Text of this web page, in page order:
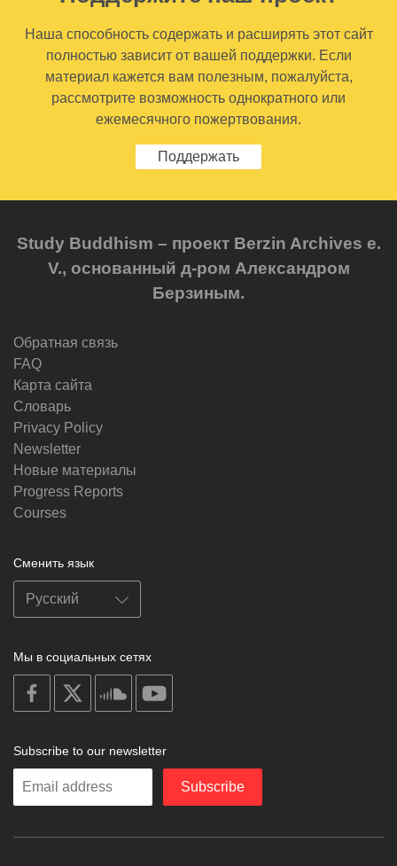
Наша способность содержать и расширять этот сайт
полностью зависит от вашей поддержки. Если
материал кажется вам полезным, пожалуйста,
рассмотрите возможность однократного или
ежемесячного пожертвования.
Поддержать
Study Buddhism – проект Berzin Archives e.
V., основанный д-ром Александром
Берзиным.
Обратная связь
FAQ
Карта сайта
Словарь
Privacy Policy
Newsletter
Новые материалы
Progress Reports
Courses
Сменить язык
Мы в социальных сетях
on
facebook
soundcloud
Subscribe to our newsletter
Enter
Subscribe